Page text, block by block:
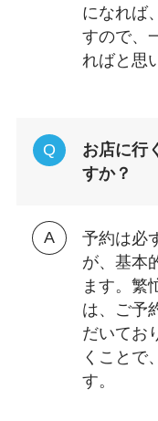
になれば
すので、
ればと思
お店に行
すか？
予約は必
が、基本
ます。繁
は、ご予
だいてお
くことで
す。